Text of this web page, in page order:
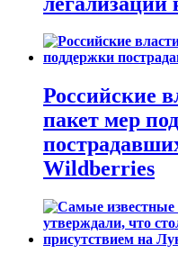
Российские
пакет мер
Wildberries